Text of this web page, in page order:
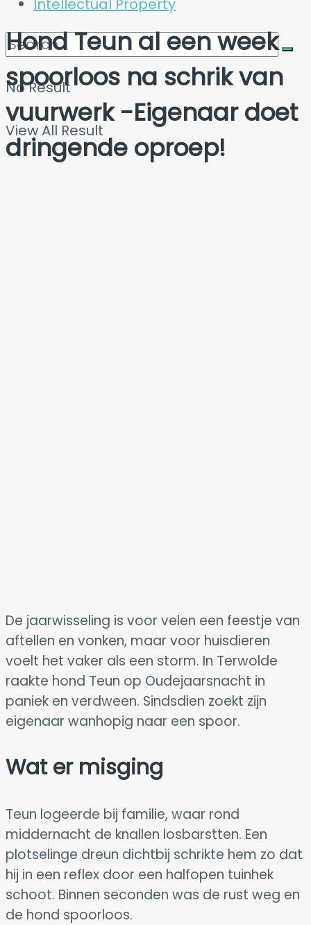
Intellectual Property
No Result
View All Result
Hond Teun al een week
spoorloos na schrik van
vuurwerk -Eigenaar doet
dringende oproep!
De jaarwisseling is voor velen een feestje van
aftellen en vonken, maar voor huisdieren
voelt het vaker als een storm. In Terwolde
raakte hond Teun op Oudejaarsnacht in
paniek en verdween. Sindsdien zoekt zijn
eigenaar wanhopig naar een spoor.
Wat er misging
Teun logeerde bij familie, waar rond
middernacht de knallen losbarstten. Een
plotselinge dreun dichtbij schrikte hem zo dat
hij in een reflex door een halfopen tuinhek
schoot. Binnen seconden was de rust weg en
de hond spoorloos.